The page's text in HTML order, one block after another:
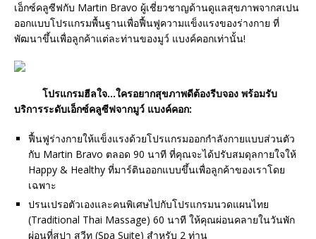
เอ็กซ์คลูซีฟกับ Martin Bravo ผู้เชี่ยวชาญด้านดูแลสุขภาพจากสเปน
ออกแบบโปรแกรมพื้นฐานเพื่อฟื้นฟูความแข็งแรงของร่างกาย ที่
พัฒนาขึ้นเพื่อลูกค้าแต่ละท่านของมูว์ แบงค์คอกเท่านั้น!
โปรแกรมฮีลใจ…ใครอยากสุขภาพดีต้องรีบจอง พร้อมรับ
บริการระดับเอ็กซ์คลูซีฟจากมูว์ แบงค์คอก:
ฟื้นฟูร่างกายให้แข็งแรงด้วยโปรแกรมออกกำลังกายแบบส่วนตัว
กับ Martin Bravo ตลอด 90 นาที ที่คุณจะได้ปรับสมดุลกายใจให้
Happy & Healthy ที่มาร์ตินออกแบบขึ้นเพื่อลูกค้าของเราโดย
เฉพาะ
ปรนเปรอตัวเองและคนพิเศษไปกับโปรแกรมนวดแผนไทย
(Traditional Thai Massage) 60 นาที ให้คุณผ่อนคลายในวันพัก
ผ่อนที่สปา สวีท (Spa Suite) สำหรับ 2 ท่าน